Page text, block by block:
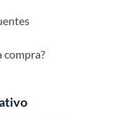
compra?